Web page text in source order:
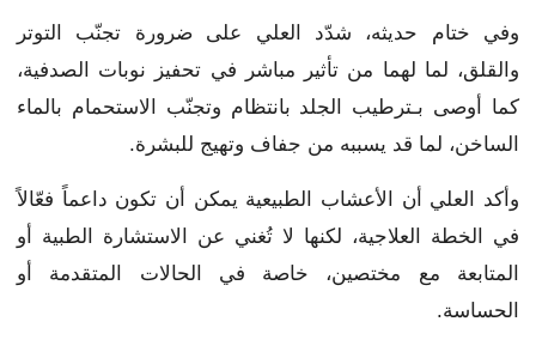
وفي ختام حديثه، شدّد العلي على ضرورة تجنّب التوتر
والقلق، لما لهما من تأثير مباشر في تحفيز نوبات الصدفية،
كما أوصى بـترطيب الجلد بانتظام وتجنّب الاستحمام بالماء
الساخن، لما قد يسببه من جفاف وتهيج للبشرة.
وأكد العلي أن الأعشاب الطبيعية يمكن أن تكون داعماً فعّالاً
في الخطة العلاجية، لكنها لا تُغني عن الاستشارة الطبية أو
المتابعة مع مختصين، خاصة في الحالات المتقدمة أو
الحساسة.